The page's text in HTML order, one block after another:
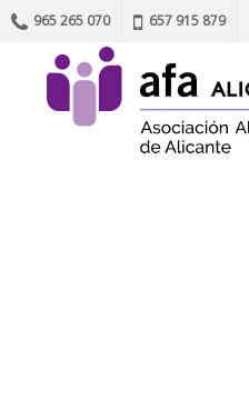
965 265 070 657 915 879